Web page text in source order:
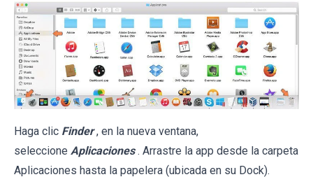
Haga clic Finder , en la nueva ventana,
seleccione Aplicaciones . Arrastre la app desde la carpeta
Aplicaciones hasta la papelera (ubicada en su Dock).